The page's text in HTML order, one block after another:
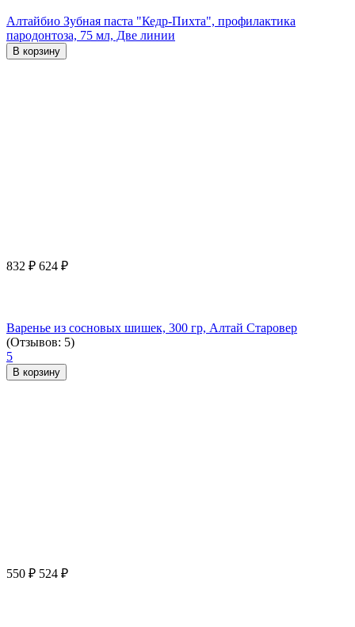
Алтайбио Зубная паста "Кедр-Пихта", профилактика
пародонтоза, 75 мл, Две линии
В корзину
832 ₽ 624 ₽
Варенье из сосновых шишек, 300 гр, Алтай Старовер
(Отзывов: 5)
5
В корзину
550 ₽ 524 ₽